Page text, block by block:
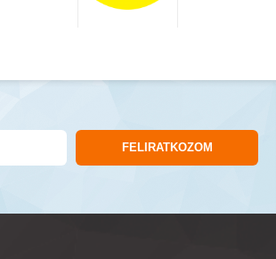
FELIRATKOZOM